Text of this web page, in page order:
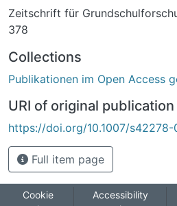
Zeitschrift für
378
Collections
Publikationen im Open Access
URI of original publication
https://doi.org/10.1007/s42278-
Full item page
Cookie
Accessibility